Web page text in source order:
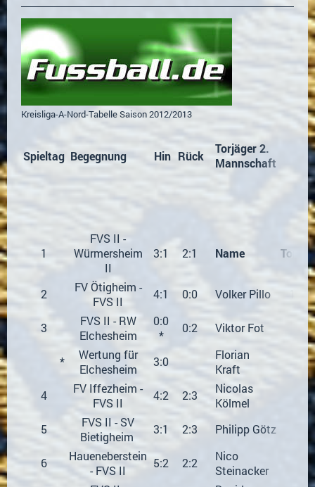
Kreisliga-A-Nord-Tabelle Saison 2012/2013
Spieltag Begegnung Hin Rück
Torjäger 2.
Mannschaft
1
FVS II -
Würmersheim
II
3:1 2:1 Name Tore
2
FV Ötigheim -
FVS II
4:1 0:0 Volker Pillo
3
FVS II - RW
Elchesheim
0:0
*
0:2 Viktor Fot
*
Wertung für
Elchesheim
3:0
Florian
Kraft
4
FV Iffezheim -
FVS II
4:2 2:3
Nicolas
Kölmel
5
FVS II - SV
Bietigheim
3:1 2:3 Philipp Götz
6
Haueneberstein
- FVS II
5:2 2:2
Nico
Steinacker